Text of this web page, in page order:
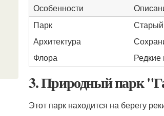
Особенности
Парк
Архитектура
Флора
Редкие
3. Природный парк
Этот парк находится на берегу